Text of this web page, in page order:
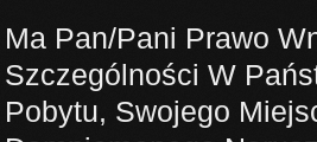
Ma Pan/Pani Prawo
Szczególności W
Pobytu, Swojego